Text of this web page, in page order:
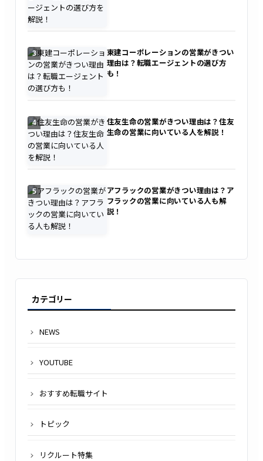
3
東建コーポレーションの営業がきつい
理由は？転職エージェントの選び方
も！
4
住友生命の営業がきつい理由は？住友
生命の営業に向いている人を解説！
5
アフラックの営業がきつい理由は？ア
フラックの営業に向いている人も解
説！
カテゴリー
NEWS
YOUTUBE
おすすめ転職サイト
トピック
リクルート特集